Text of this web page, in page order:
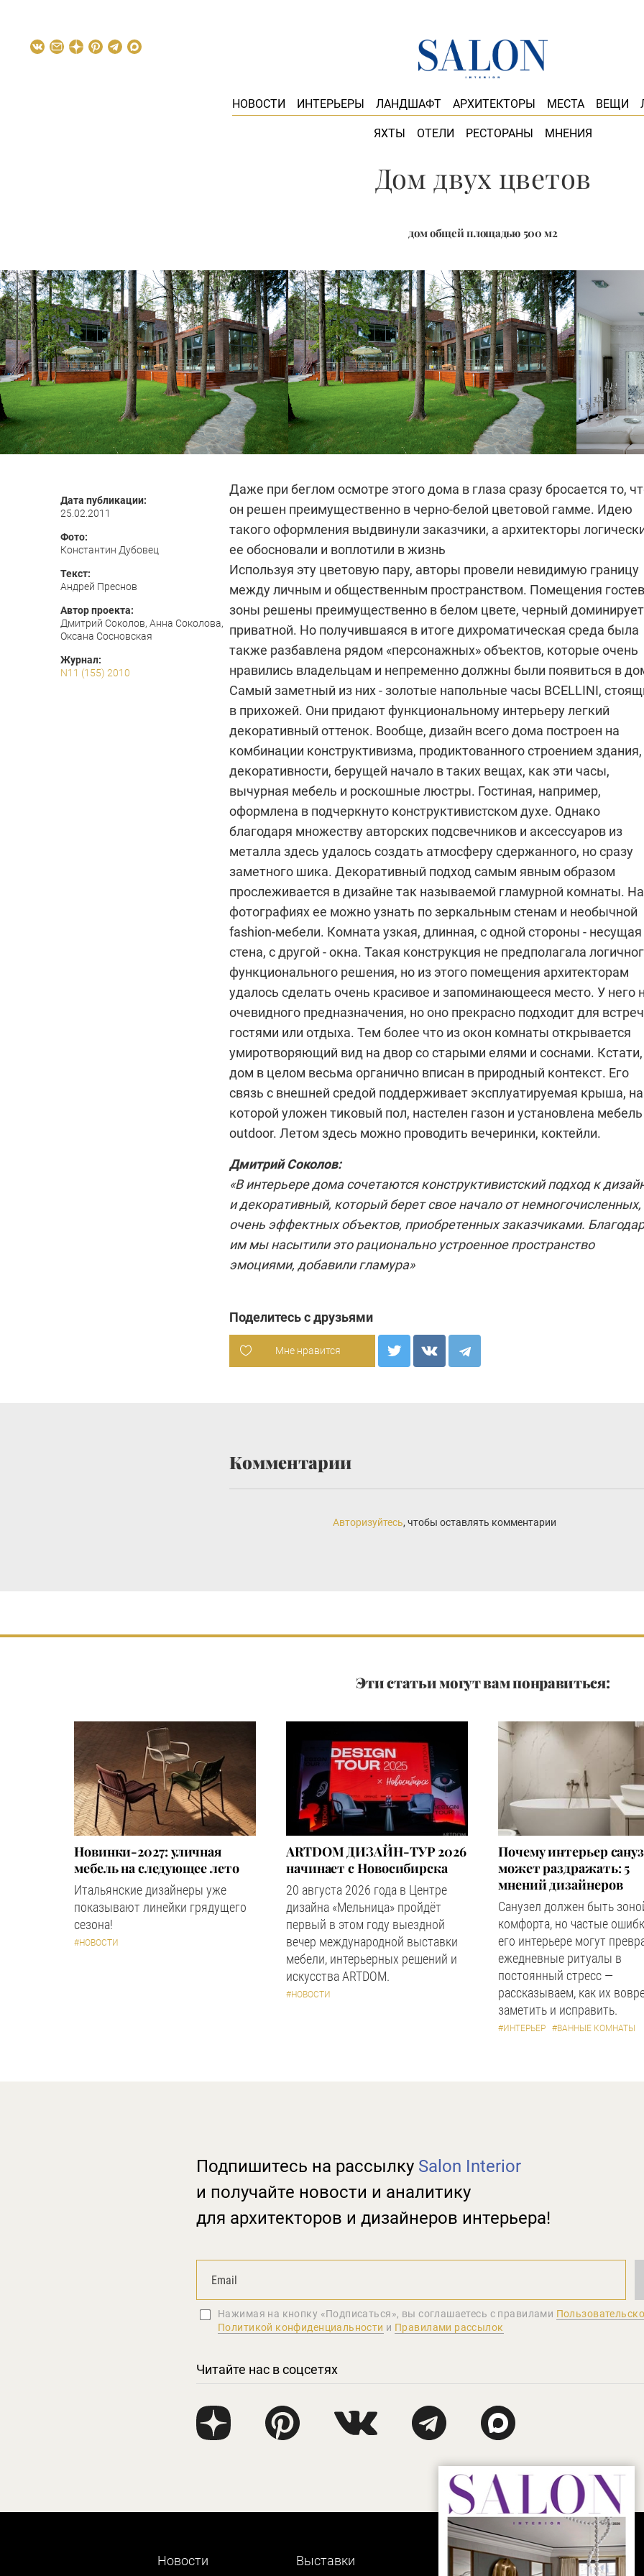
НОВОСТИ ИНТЕРЬЕРЫ ЛАНДШАФТ АРХИТЕКТОРЫ МЕСТА ВЕЩИ
ЯХТЫ ОТЕЛИ РЕСТОРАНЫ МНЕНИЯ
Дом двух цветов
дом общей площадью 500 м2
Дата публикации:
25.02.2011
Фото:
Константин Дубовец
Текст:
Андрей Преснов
Автор проекта:
Дмитрий Соколов, Анна Соколова,
Оксана Сосновская
Журнал:
N11 (155) 2010
Даже при беглом осмотре этого дома в глаза сразу бросается то,
он решен преимущественно в черно-белой цветовой гамме. Идею
такого оформления выдвинули заказчики, а архитекторы
ее обосновали и воплотили в жизнь
Используя эту цветовую пару, авторы провели невидимую границу
между личным и общественным пространством. Помещения
зоны решены преимущественно в белом цвете, черный
приватной. Но получившаяся в итоге дихроматическая среда была
также разбавлена рядом «персонажных» объектов, которые очень
нравились владельцам и непременно должны были появиться в
Самый заметный из них - золотые напольные часы BCELLINI,
в прихожей. Они придают функциональному интерьеру легкий
декоративный оттенок. Вообще, дизайн всего дома построен на
комбинации конструктивизма, продиктованного строением здания,
декоративности, берущей начало в таких вещах, как эти часы,
вычурная мебель и роскошные люстры. Гостиная, например,
оформлена в подчеркнуто конструктивистском духе. Однако
благодаря множеству авторских подсвечников и аксессуаров из
металла здесь удалось создать атмосферу сдержанного, но сразу
заметного шика. Декоративный подход самым явным образом
прослеживается в дизайне так называемой гламурной комнаты. На
фотографиях ее можно узнать по зеркальным стенам и необычной
fashion-мебели. Комната узкая, длинная, с одной стороны - несущая
стена, с другой - окна. Такая конструкция не предполагала
функционального решения, но из этого помещения архитекторам
удалось сделать очень красивое и запоминающееся место. У него
очевидного предназначения, но оно прекрасно подходит для
гостями или отдыха. Тем более что из окон комнаты открывается
умиротворяющий вид на двор со старыми елями и соснами. Кстати,
дом в целом весьма органично вписан в природный контекст. Его
связь с внешней средой поддерживает эксплуатируемая крыша, на
которой уложен тиковый пол, настелен газон и установлена мебель
outdoor. Летом здесь можно проводить вечеринки, коктейли.
Дмитрий Соколов:
«В интерьере дома сочетаются конструктивистский подход к
и декоративный, который берет свое начало от немногочисленных,
очень эффектных объектов, приобретенных заказчиками.
им мы насытили это рационально устроенное пространство
эмоциями, добавили гламура»
Поделитесь с друзьями
Мне нравится
Комментарии
Авторизуйтесь, чтобы оставлять комментарии
Эти статьи могут вам понравиться:
Новинки-2027: уличная
мебель на следующее лето
Итальянские дизайнеры уже
показывают линейки грядущего
сезона!
#НОВОСТИ
ARTDOM ДИЗАЙН-ТУР 2026
начинает с Новосибирска
20 августа 2026 года в Центре
дизайна «Мельница» пройдёт
первый в этом году выездной
вечер международной выставки
мебели, интерьерных решений и
искусства ARTDOM.
#НОВОСТИ
Почему интерьер
может раздражать: 5
мнений дизайнеров
Санузел должен быть
комфорта, но частые
его интерьере могут
ежедневные ритуалы в
постоянный стресс —
рассказываем, как их
заметить и исправить.
#ИНТЕРЬЕР #ВАННЫЕ КОМНАТЫ
Подпишитесь на рассылку Salon Interior
и получайте новости и аналитику
для архитекторов и дизайнеров интерьера!
Нажимая на кнопку «Подписаться», вы соглашаетеcь с правилами
Политикой конфиденциальности и Правилами рассылок
Читайте нас в соцсетях
Новости Выставки